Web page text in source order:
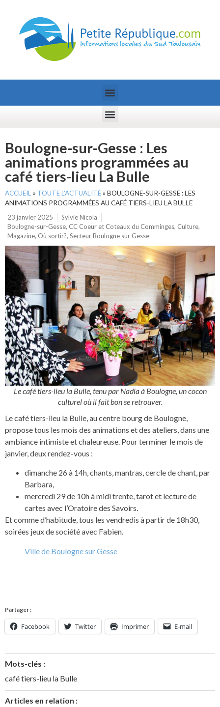
Boulogne-sur-Gesse : Les
animations programmées au
café tiers-lieu La Bulle
ACCUEIL » TOUTE L’ACTUALITÉ» BOULOGNE-SUR-GESSE : LES
ANIMATIONS PROGRAMMÉES AU CAFÉ TIERS-LIEU LA BULLE
23 janvier 2025
Sylvie Nicola
Boulogne-sur-Gesse, CC Coeur et Coteaux du Comminges, Culture,
Magazine, Où sortir?, Secteur Boulogne sur Gesse
Le café tiers-lieu la Bulle, tenu par Nadia à Boulogne, un cocon
culturel où il fait bon se retrouver.
Le café tiers-lieu la Bulle, au centre bourg de Boulogne,
propose tous les mois des animations et des ateliers, dans une
ambiance intimiste et chaleureuse. Pour terminer le mois de
janvier, deux rendez-vous :
dimanche 26 à 14h, chants, mantras, cercle de chant, par
Barbara,
mercredi 29 de 10h à midi trente, tarot et lecture de
cartes avec l’Oratoire des Savoirs.
Et comme d’habitude, tous les vendredis à partir de 18h30,
soirées jeux de société avec Fabien.
Ville de Boulogne sur Gesse
Partager :
Facebook Twitter Imprimer E-mail
Mots-clés :
café tiers-lieu la Bulle
Articles en relation :